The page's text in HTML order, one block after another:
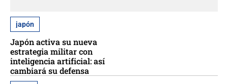
japón
Japón activa su nueva
estrategia militar con
inteligencia artificial: así
cambiará su defensa